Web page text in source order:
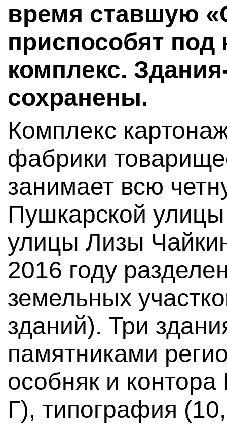
время ставшую
приспособят под
комплекс.
сохранены.
Комплекс
фабрики
занимает всю
Пушкарской
улицы Лизы
2016 году
земельных
зданий). Три
памятниками
особняк и
Г), типография